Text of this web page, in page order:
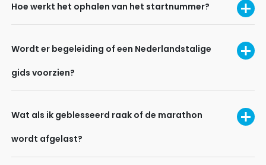
Hoe werkt het ophalen van het startnummer?
Wordt er begeleiding of een Nederlandstalige
gids voorzien?
Wat als ik geblesseerd raak of de marathon
wordt afgelast?